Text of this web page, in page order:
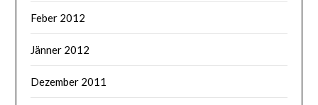
Feber 2012
Jänner 2012
Dezember 2011